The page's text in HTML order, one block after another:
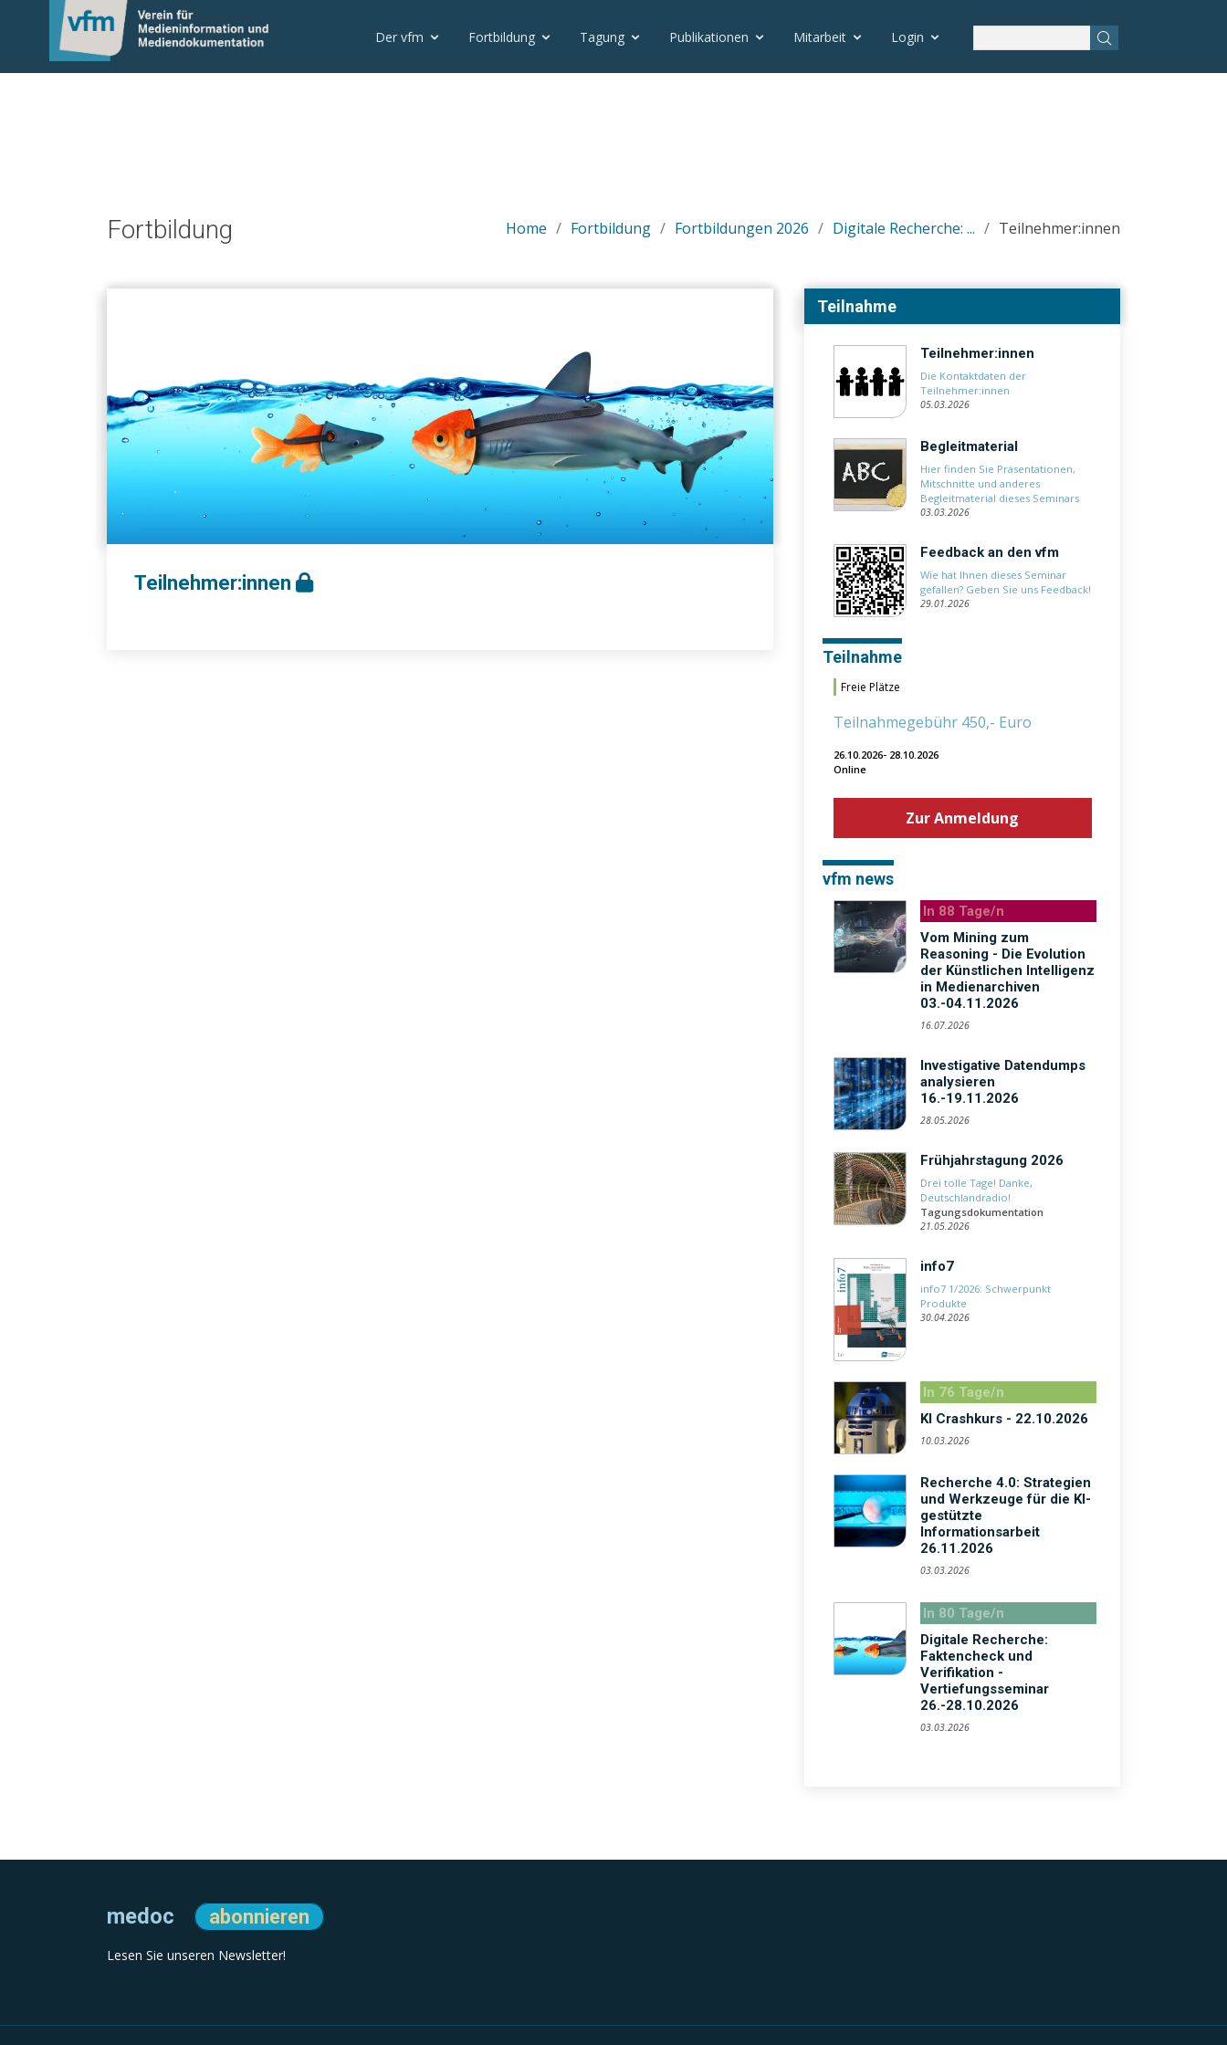
Notice: Trying to get property 'anmeldeformular_extern_anzeigen' of non-object in
/mnt/web214/a0/21/546221/htdocs/cms/processwire/site/templates/otlet_templatesets/moderna/_vfm_func.php on line 693 Notice: Undefined variable: otlet_segment_list in
/mnt/web214/a0/21/546221/htdocs/cms/processwire/site/templates/otlet_templatesets/moderna/vfm_teilnehmerliste_fortbildung.php on line 83
Der vfm Fortbildung Tagung Publikationen Mitarbeit Login
Fortbildung Home Fortbildung Fortbildungen 2026 Digitale Recherche: ... Teilnehmer:innen
Teilnehmer:innen
Teilnahme
Teilnehmer:innen
Die Kontaktdaten der
Teilnehmer:innen
05.03.2026
Begleitmaterial
Hier finden Sie Präsentationen,
Mitschnitte und anderes
Begleitmaterial dieses Seminars
03.03.2026
Feedback an den vfm
Wie hat Ihnen dieses Seminar
gefallen? Geben Sie uns Feedback!
29.01.2026
Teilnahme
Freie Plätze
Teilnahmegebühr 450,- Euro
26.10.2026- 28.10.2026
Online
Zur Anmeldung
vfm news
In 88 Tage/n
Vom Mining zum
Reasoning - Die Evolution
der Künstlichen Intelligenz
in Medienarchiven
03.-04.11.2026
16.07.2026
Investigative Datendumps
analysieren
16.-19.11.2026
28.05.2026
Frühjahrstagung 2026
Drei tolle Tage! Danke,
Deutschlandradio!
Tagungsdokumentation
21.05.2026
info7
info7 1/2026: Schwerpunkt
Produkte
30.04.2026
In 76 Tage/n
KI Crashkurs - 22.10.2026
10.03.2026
Recherche 4.0: Strategien
und Werkzeuge für die KI-
gestützte
Informationsarbeit
26.11.2026
03.03.2026
In 80 Tage/n
Digitale Recherche:
Faktencheck und
Verifikation -
Vertiefungsseminar
26.-28.10.2026
03.03.2026
medoc abonnieren
Lesen Sie unseren Newsletter!